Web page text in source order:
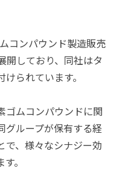
コンパウンド製造販売
しており、同社はタ
られています。
ムコンパウンドに関
グループが保有する経
で、様々なシナジー効
。